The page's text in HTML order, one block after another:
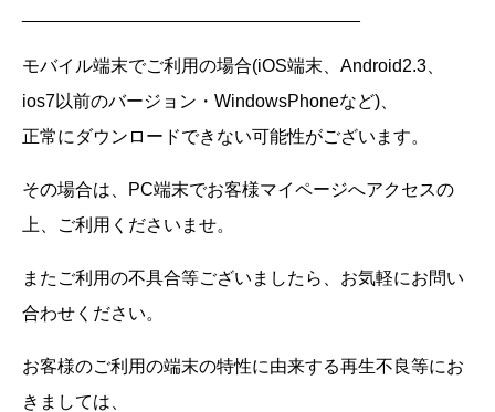
モバイル端末でご利用の場合(iOS端末、Android2.3、
ios7以前のバージョン・WindowsPhoneなど)、
正常にダウンロードできない可能性がございます。
その場合は、PC端末でお客様マイページへアクセスの
上、ご利用くださいませ。
またご利用の不具合等ございましたら、お気軽にお問い
合わせください。
お客様のご利用の端末の特性に由来する再生不良等にお
きましては、